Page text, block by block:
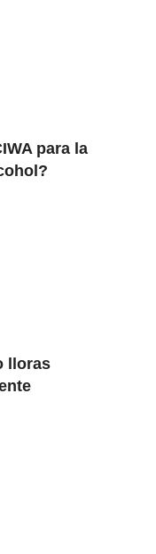
para la
lloras